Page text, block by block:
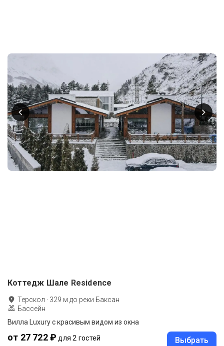
Коттедж Шале Residence
Терскол · 329 м до реки Баксан
Бассейн
Вилла Luxury с красивым видом из окна
от 27 722 ₽ для 2 гостей Выбрать